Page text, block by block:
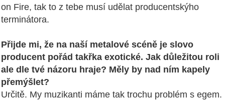
on Fire, tak to z tebe musí udělat producentskýho
terminátora.
Přijde mi, že na naší metalové scéně je slovo
producent pořád takřka exotické. Jak důležitou roli
ale dle tvé názoru hraje? Měly by nad ním kapely
přemýšlet?
Určitě. My muzikanti máme tak trochu problém s egem.